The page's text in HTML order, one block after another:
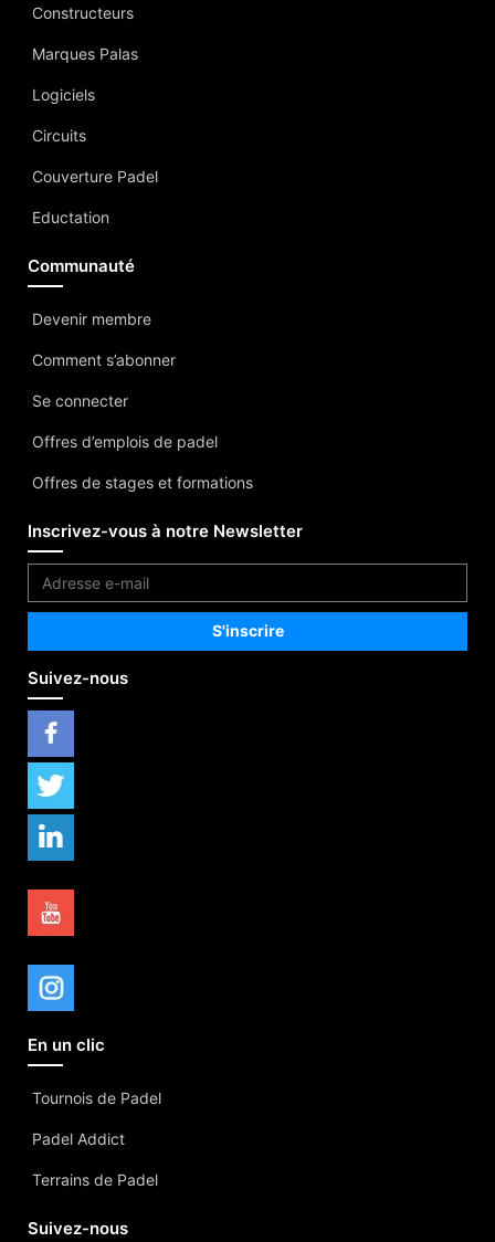
Constructeurs
Marques Palas
Logiciels
Circuits
Couverture Padel
Eductation
Communauté
Devenir membre
Comment s’abonner
Se connecter
Offres d’emplois de padel
Offres de stages et formations
Inscrivez-vous à notre Newsletter
Suivez-nous
En un clic
Tournois de Padel
Padel Addict
Terrains de Padel
Suivez-nous